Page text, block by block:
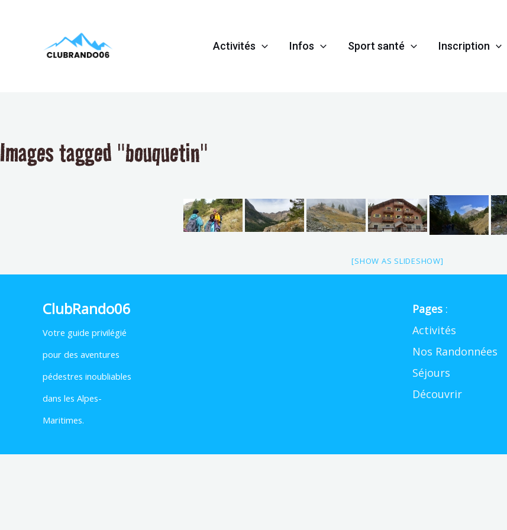
Activités Infos Sport santé Inscription
Images tagged "bouquetin"
[SHOW AS SLIDESHOW]
ClubRando06
Votre guide privilégié
pour des aventures
pédestres inoubliables
dans les Alpes-
Maritimes.
Pages:
Activités
Nos Randonnées
Séjours
Découvrir